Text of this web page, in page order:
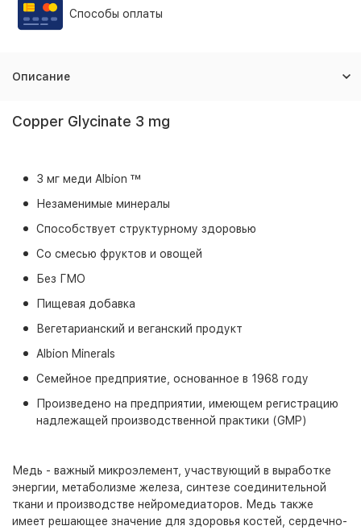
Способы оплаты
Описание
Copper Glycinate 3 mg
3 мг меди Albion ™
Незаменимые минералы
Способствует структурному здоровью
Со смесью фруктов и овощей
Без ГМО
Пищевая добавка
Вегетарианский и веганский продукт
Albion Minerals
Семейное предприятие, основанное в 1968 году
Произведено на предприятии, имеющем регистрацию
надлежащей производственной практики (GMP)
Медь - важный микроэлемент, участвующий в выработке
энергии, метаболизме железа, синтезе соединительной
ткани и производстве нейромедиаторов. Медь также
имеет решающее значение для здоровья костей, сердечно-